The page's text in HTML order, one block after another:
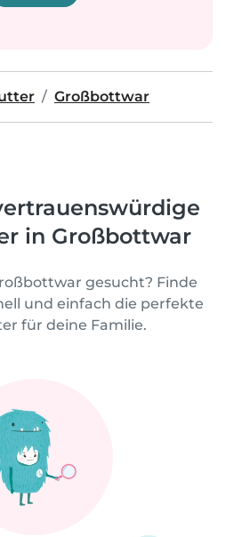
Großbottwar
in Großbottwar
gesucht? Finde
und einfach die perfekte
für deine Familie.